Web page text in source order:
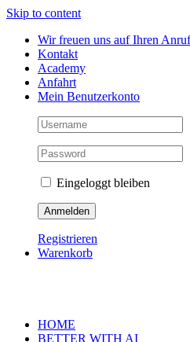
Skip to content
Wir freuen uns auf Ihren
Kontakt
Academy
Anfahrt
Mein Benutzerkonto
Eingeloggt bleiben
Registrieren
Warenkorb
HOME
BETTER WITH AI